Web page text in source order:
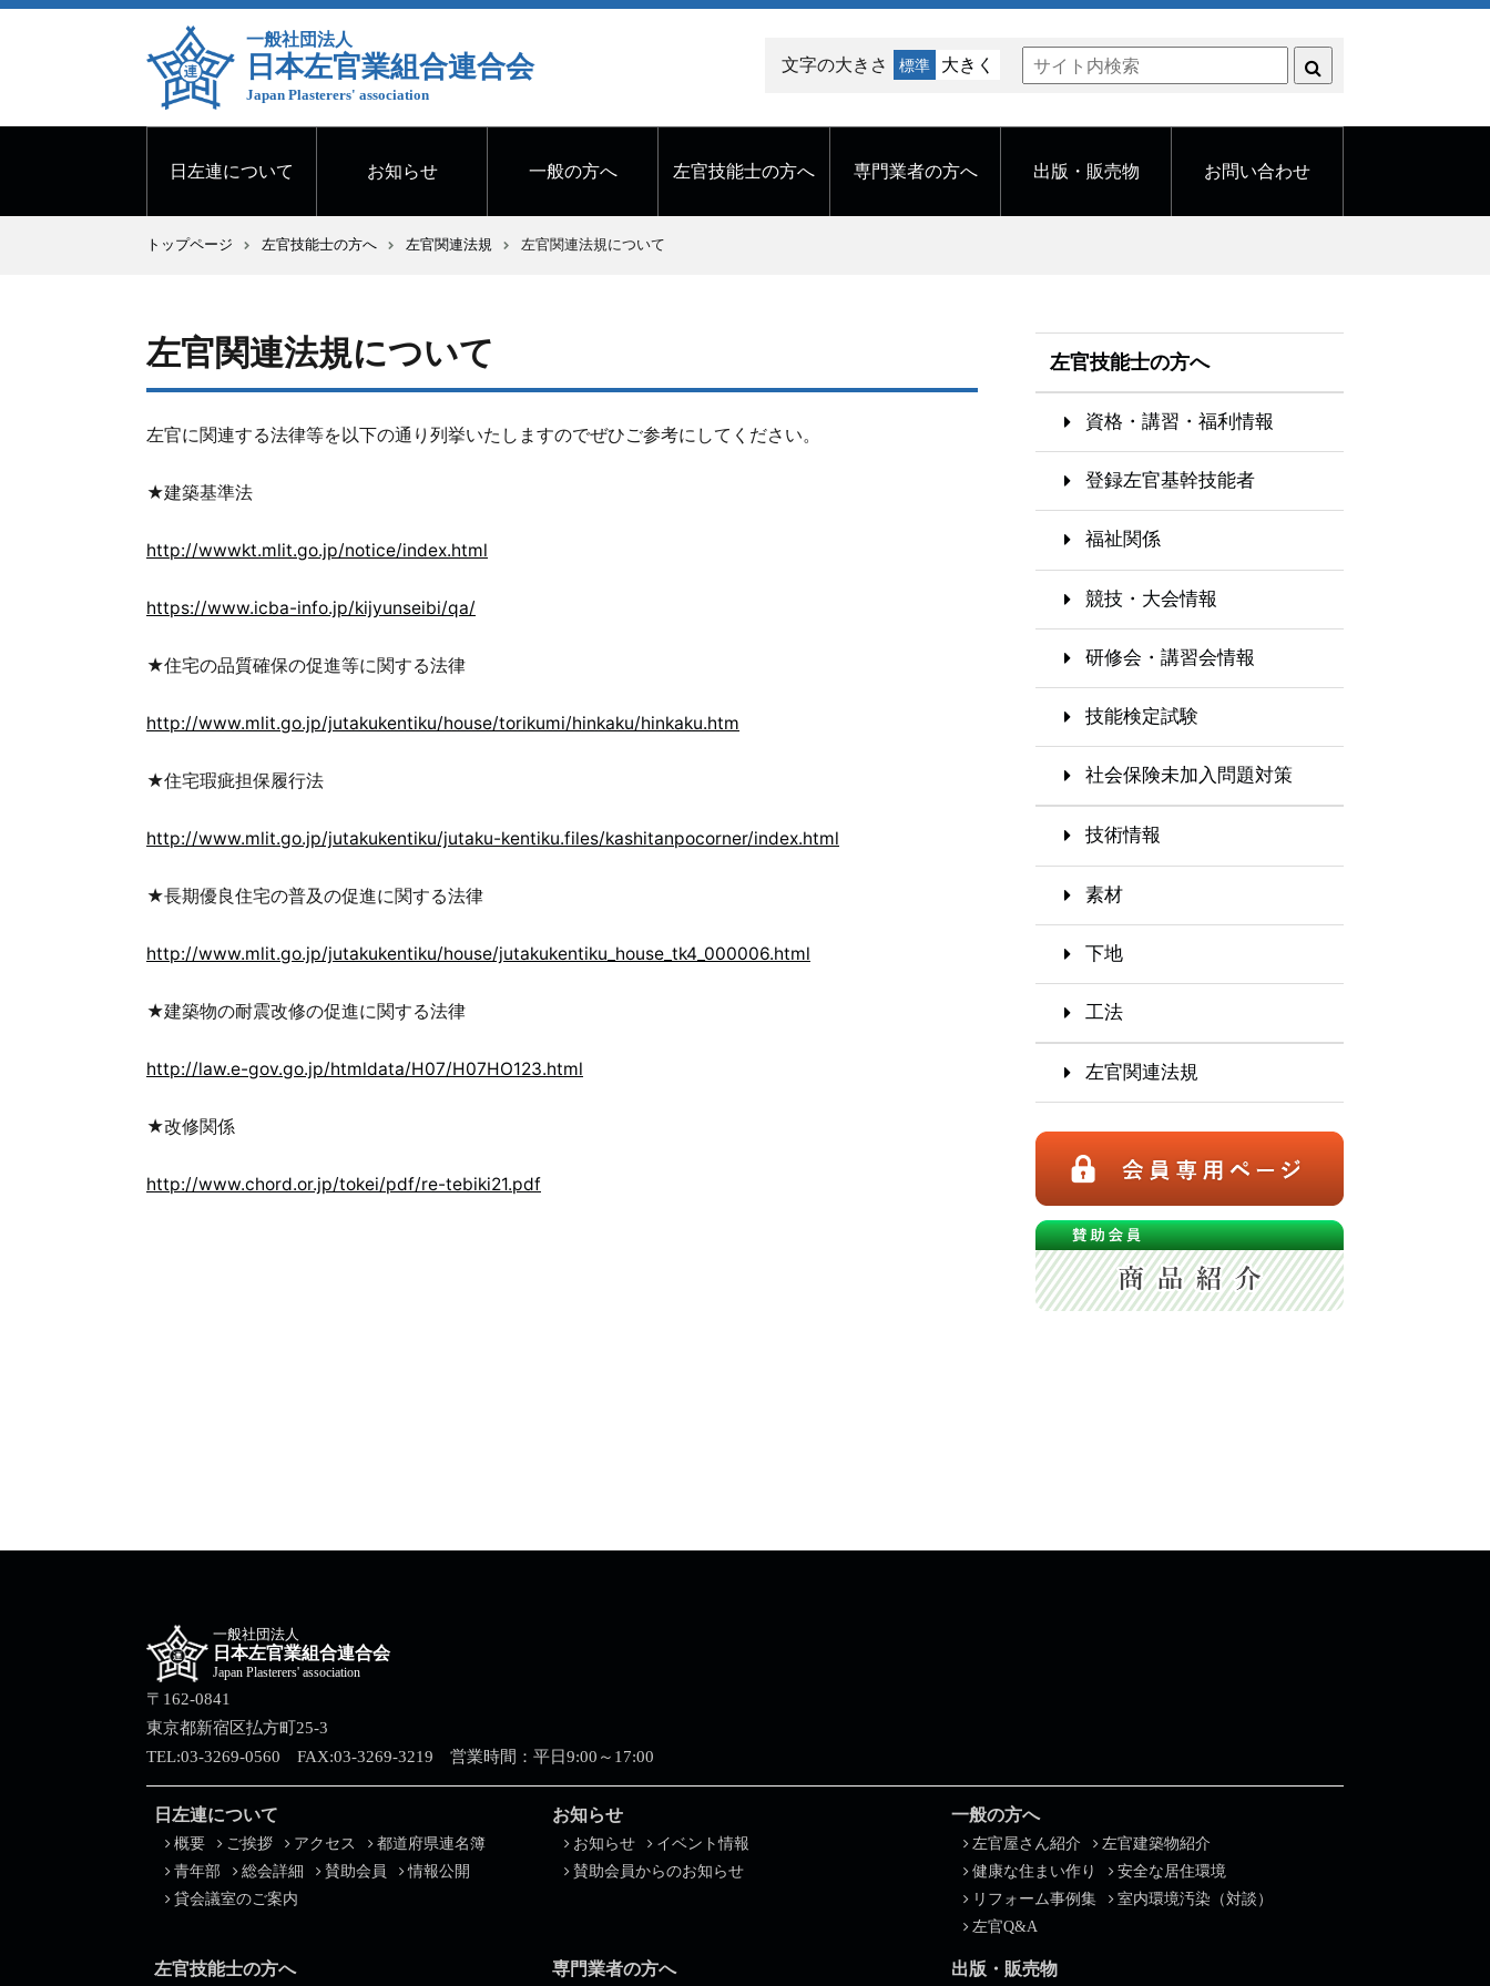
一般社団法人
日本左官業組合連合会
Japan Plasterers' association
文字の大きさ 標準 大きく
日左連について お知らせ 一般の方へ 左官技能士の方へ 専門業者の方へ 出版・販売物 お問い合わせ
トップページ 左官技能士の方へ 左官関連法規 左官関連法規について
左官関連法規について
左官に関連する法律等を以下の通り列挙いたしますのでぜひご参考にしてください。
★建築基準法
http://wwwkt.mlit.go.jp/notice/index.html
https://www.icba-info.jp/kijyunseibi/qa/
★住宅の品質確保の促進等に関する法律
http://www.mlit.go.jp/jutakukentiku/house/torikumi/hinkaku/hinkaku.htm
★住宅瑕疵担保履行法
http://www.mlit.go.jp/jutakukentiku/jutaku-kentiku.files/kashitanpocorner/index.html
★長期優良住宅の普及の促進に関する法律
http://www.mlit.go.jp/jutakukentiku/house/jutakukentiku_house_tk4_000006.html
★建築物の耐震改修の促進に関する法律
http://law.e-gov.go.jp/htmldata/H07/H07HO123.html
★改修関係
http://www.chord.or.jp/tokei/pdf/re-tebiki21.pdf
左官技能士の方へ
資格・講習・福利情報
登録左官基幹技能者
福祉関係
競技・大会情報
研修会・講習会情報
技能検定試験
社会保険未加入問題対策
技術情報
素材
下地
工法
左官関連法規
一般社団法人
日本左官業組合連合会
Japan Plasterers' association
〒162-0841
東京都新宿区払方町25-3
TEL:03-3269-0560 FAX:03-3269-3219 営業時間：平日9:00～17:00
日左連について
概要 ご挨拶 アクセス
都道府県連名簿
青年部
総会詳細 賛助会員
情報公開
貸会議室のご案内
お知らせ
お知らせ
イベント情報
賛助会員からのお知らせ
一般の方へ
左官屋さん紹介
左官建築物紹介
健康な住まい作り
安全な居住環境
リフォーム事例集
室内環境汚染（対談）
左官Q&A
左官技能士の方へ 専門業者の方へ 出版・販売物